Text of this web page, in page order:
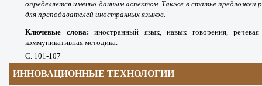
определяется именно данным аспектом. Также в статье предложен
для преподавателей иностранных языков.
Ключевые слова:иностранный язык, навык говорения, речевая
коммуникативная методика.
С . 101-107
ИННОВАЦИОННЫЕ ТЕХНОЛОГИИ